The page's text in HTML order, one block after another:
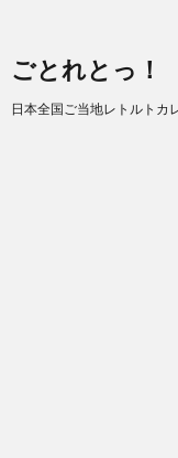
ごとれとっ！
日本全国ご当地レトルトカ